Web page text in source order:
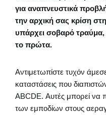
για αναπνευστικά
την αρχική σας κρίση
υπάρχει σοβαρό τραύμα,
το πρώτα.
Αντιμετωπίστε τυχόν
καταστάσεις που
ABCDE. Αυτές μπορεί να
των εμποδίων στους